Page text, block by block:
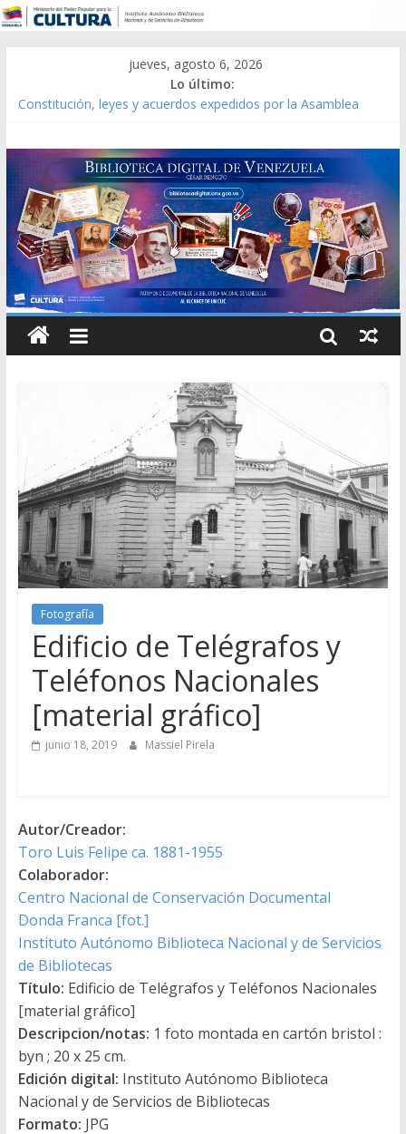
jueves, agosto 6, 2026
Lo último:
Constitución, leyes y acuerdos expedidos por la Asamblea
Modesta Bor Sánchez [material gráfico]
Gaceta Oficial de la República de Venezuela año CXXXIII Mes V,
Caracas 09 de marzo de 2006 N° 38.394
Catálogo temático de obras de Modesta Bor
Fotografía
Edificio de Telégrafos y
Teléfonos Nacionales
[material gráfico]
junio 18, 2019 Massiel Pirela
Autor/Creador:
Toro Luis Felipe ca. 1881-1955
Colaborador:
Centro Nacional de Conservación Documental
Donda Franca [fot.]
Instituto Autónomo Biblioteca Nacional y de Servicios
de Bibliotecas
Título: Edificio de Telégrafos y Teléfonos Nacionales
[material gráfico]
Descripcion/notas: 1 foto montada en cartón bristol :
byn ; 20 x 25 cm.
Edición digital: Instituto Autónomo Biblioteca
Nacional y de Servicios de Bibliotecas
Formato: JPG